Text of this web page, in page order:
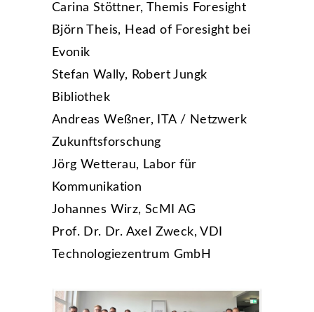
Carina Stöttner, Themis Foresight
Björn Theis, Head of Foresight bei
Evonik
Stefan Wally, Robert Jungk
Bibliothek
Andreas Weßner, ITA / Netzwerk
Zukunftsforschung
Jörg Wetterau, Labor für
Kommunikation
Johannes Wirz, ScMI AG
Prof. Dr. Dr. Axel Zweck, VDI
Technologiezentrum GmbH